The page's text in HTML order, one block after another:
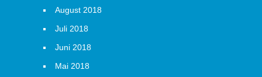
August 2018
Juli 2018
Juni 2018
Mai 2018